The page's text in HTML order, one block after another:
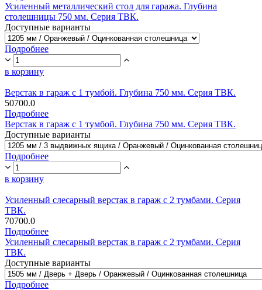
Усиленный металлический стол для гаража. Глубина
столешницы 750 мм. Серия ТВК.
Доступные варианты
Подробнее
в корзину
Верстак в гараж с 1 тумбой. Глубина 750 мм. Серия ТВК.
50700.0
Подробнее
Верстак в гараж с 1 тумбой. Глубина 750 мм. Серия ТВК.
Доступные варианты
Подробнее
в корзину
Усиленный слесарный верстак в гараж с 2 тумбами. Серия
ТВК.
70700.0
Подробнее
Усиленный слесарный верстак в гараж с 2 тумбами. Серия
ТВК.
Доступные варианты
Подробнее